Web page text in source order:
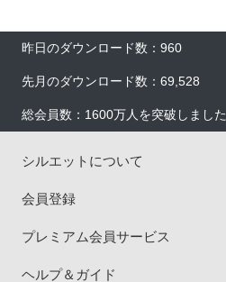
昨日のダウンロード数：960
先月のダウンロード数：69,528
総会員数：1600万人を突破しました
シルエットについて
会員登録
プレミアム会員サービス
ヘルプ＆ガイド